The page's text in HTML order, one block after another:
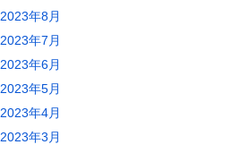
2023年8月
2023年7月
2023年6月
2023年5月
2023年4月
2023年3月